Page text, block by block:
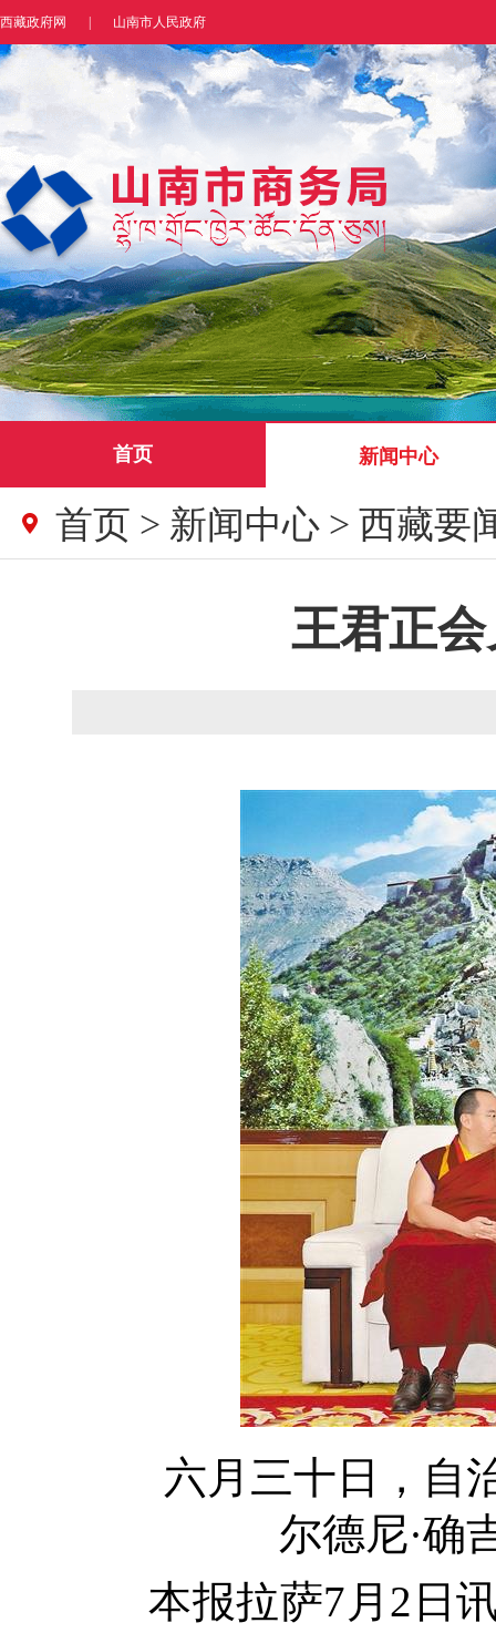
西藏政府网 山南市人民政府
首页 新闻中心
首页 > 新闻中心 > 西藏要
王君正
六月三十日，自
尔德尼·确
本报拉萨7月2日